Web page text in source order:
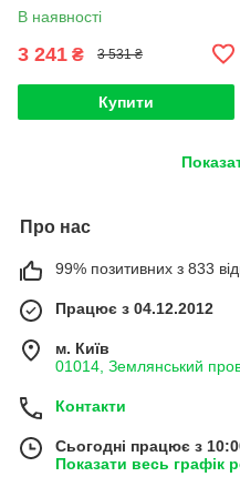
В наявності
3 241 ₴ 3 531 ₴
Купити
Про нас
99% позитивних з 833
Працює з 04.12.2012
м. Київ
01014, Землянський
Контакти
Сьогодні працює з
Показати весь графік